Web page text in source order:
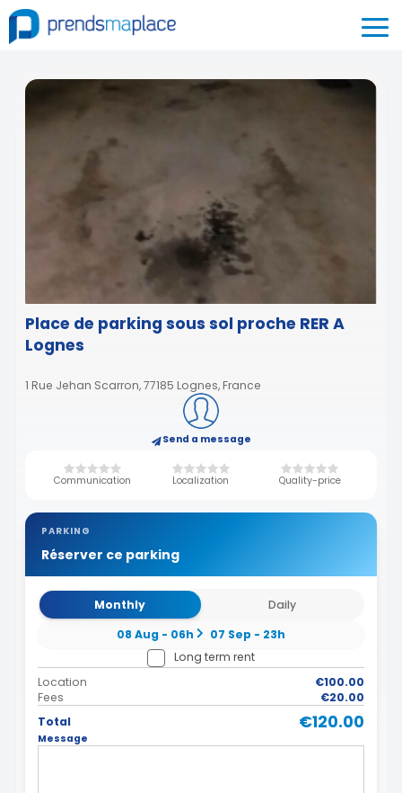
Place de parking sous sol proche RER A
Lognes
1 Rue Jehan Scarron, 77185 Lognes, France
Send a message
Communication Localization Quality-price
PARKING
Réserver ce parking
Monthly
Daily
08 Aug - 06h
07 Sep - 23h
Long term rent
Location
€100.00
Fees
€20.00
Total
€120.00
Message